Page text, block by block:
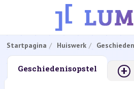
Startpagina Huiswerk
Geschiedenisopstel +